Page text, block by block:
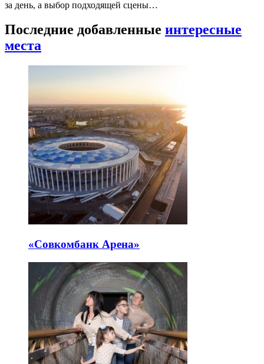
за день, а выбор подходящей сцены…
Последние добавленные интересные
места
«Совкомбанк Арена⁠»